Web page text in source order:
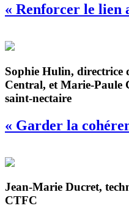
« Renforcer le lien
Sophie Hulin, directrice
Central, et Marie-Paule
saint-nectaire
« Garder la
Jean-Marie Ducret,
CTFC